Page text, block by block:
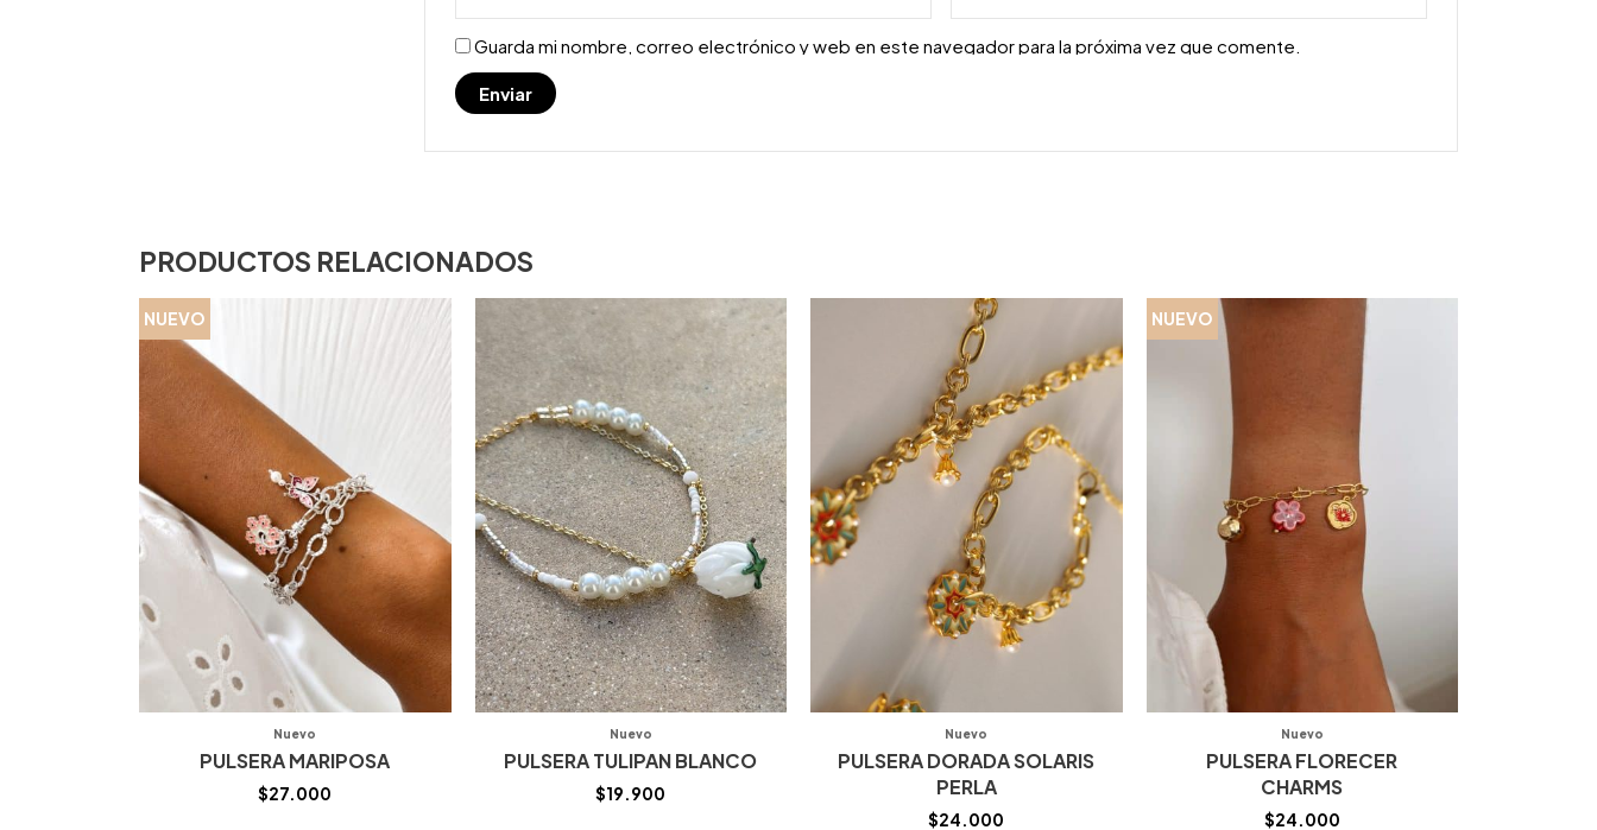
Guarda mi nombre, correo electrónico y web en este navegador para la próxima vez que comente.
PRODUCTOS RELACIONADOS
NUEVO
Nuevo
PULSERA MARIPOSA
$27.000
Nuevo
PULSERA TULIPAN BLANCO
$19.900
Nuevo
PULSERA DORADA SOLARIS
PERLA
$24.000
NUEVO
Nuevo
PULSERA FLORECER
CHARMS
$24.000